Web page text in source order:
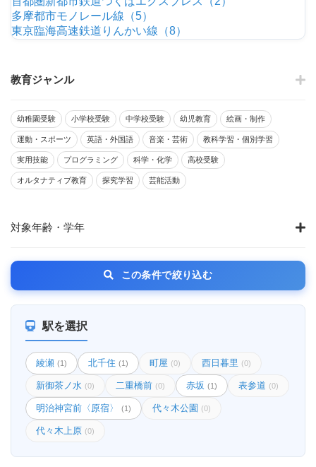
多摩都市モノレール線（5）
東京臨海高速鉄道りんかい線（8）
教育ジャンル
幼稚園受験 小学校受験 中学校受験 幼児教育 絵画・制作
運動・スポーツ 英語・外国語 音楽・芸術 教科学習・個別学習
実用技能 プログラミング 科学・化学 高校受験
オルタナティブ教育 探究学習 芸能活動
対象年齢・学年
この条件で絞り込む
駅を選択
綾瀬 (1) 北千住 (1) 町屋 (0) 西日暮里 (0)
新御茶ノ水 (0) 二重橋前 (0) 赤坂 (1) 表参道 (0)
明治神宮前〈原宿〉 (1) 代々木公園 (0)
代々木上原 (0)